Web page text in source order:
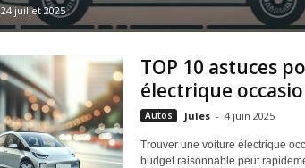
24 juillet 2025
TOP 10 astuces
électrique
Autos Jules - 4 juin 2025
Trouver une voiture électrique
budget raisonnable peut